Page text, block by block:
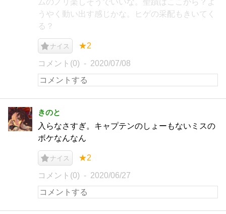
ムのノリ楽しそうでいいな。聖蹟はここから？よ
うやく動い出す感じかな。ヒゲの采配もきいてく
る？
ナイス ★2
コメント(0) 2020/07/08
きのと
入らなさすぎ。キャプテンのしょーもないミスの
ボケなんなん
ナイス ★2
コメント(0) 2020/06/27